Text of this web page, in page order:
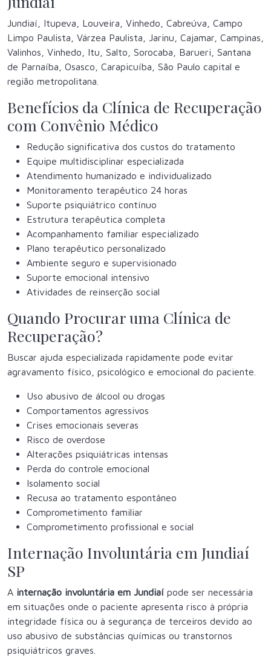
Jundiaí, Itupeva, Louveira, Vinhedo, Cabreúva, Campo
Limpo Paulista, Várzea Paulista, Jarinu, Cajamar, Campinas,
Valinhos, Vinhedo, Itu, Salto, Sorocaba, Barueri, Santana
de Parnaíba, Osasco, Carapicuíba, São Paulo capital e
região metropolitana.
Benefícios da Clínica de Recuperação
com Convênio Médico
Redução significativa dos custos do tratamento
Equipe multidisciplinar especializada
Atendimento humanizado e individualizado
Monitoramento terapêutico 24 horas
Suporte psiquiátrico contínuo
Estrutura terapêutica completa
Acompanhamento familiar especializado
Plano terapêutico personalizado
Ambiente seguro e supervisionado
Suporte emocional intensivo
Atividades de reinserção social
Quando Procurar uma Clínica de
Recuperação?
Buscar ajuda especializada rapidamente pode evitar
agravamento físico, psicológico e emocional do paciente.
Uso abusivo de álcool ou drogas
Comportamentos agressivos
Crises emocionais severas
Risco de overdose
Alterações psiquiátricas intensas
Perda do controle emocional
Isolamento social
Recusa ao tratamento espontâneo
Comprometimento familiar
Comprometimento profissional e social
Internação Involuntária em Jundiaí
SP
A internação involuntária em Jundiaí pode ser necessária
em situações onde o paciente apresenta risco à própria
integridade física ou à segurança de terceiros devido ao
uso abusivo de substâncias químicas ou transtornos
psiquiátricos graves.